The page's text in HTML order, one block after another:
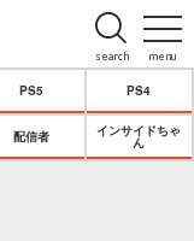
menu
search
PS5 PS4
配信者
インサイドちゃ
ん